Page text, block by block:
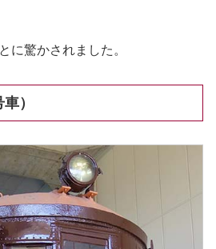
に驚かされました。
）